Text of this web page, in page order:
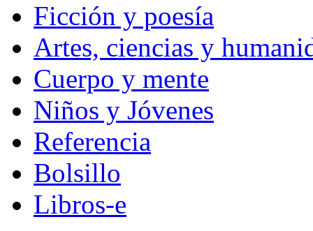
Ficción y poesía
Artes, ciencias y
Cuerpo y mente
Niños y Jóvenes
Referencia
Bolsillo
Libros-e